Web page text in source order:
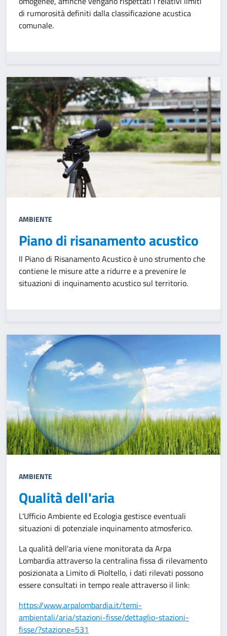
di rumorosità definiti dalla classificazione acustica
comunale.
AMBIENTE
Piano di risanamento acustico
Il Piano di Risanamento Acustico è uno strumento che
contiene le misure atte a ridurre e a prevenire le
situazioni di inquinamento acustico sul territorio.
AMBIENTE
Qualità dell'aria
L'Ufficio Ambiente ed Ecologia gestisce eventuali
situazioni di potenziale inquinamento atmosferico.
La qualità dell'aria viene monitorata da Arpa
Lombardia attraverso la centralina fissa di rilevamento
posizionata a Limito di Pioltello, i dati rilevati possono
essere consultati in tempo reale attraverso il link:
https://www.arpalombardia.it/temi-
ambientali/aria/stazioni-fisse/dettaglio-stazioni-
fisse/?stazione=531